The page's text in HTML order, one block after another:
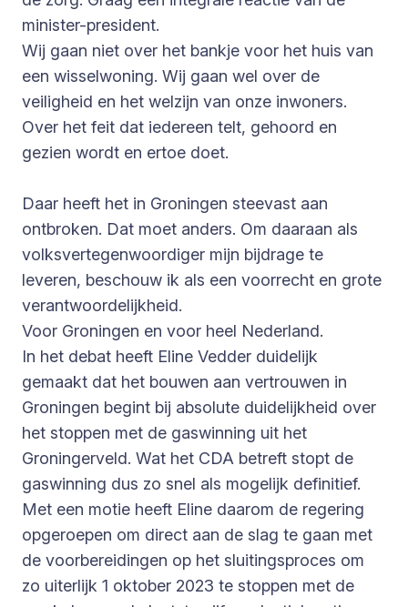
minister-president.
Wij gaan niet over het bankje voor het huis van
een wisselwoning. Wij gaan wel over de
veiligheid en het welzijn van onze inwoners.
Over het feit dat iedereen telt, gehoord en
gezien wordt en ertoe doet.
Daar heeft het in Groningen steevast aan
ontbroken. Dat moet anders. Om daaraan als
volksvertegenwoordiger mijn bijdrage te
leveren, beschouw ik als een voorrecht en grote
verantwoordelijkheid.
Voor Groningen en voor heel Nederland.
In het debat heeft Eline Vedder duidelijk
gemaakt dat het bouwen aan vertrouwen in
Groningen begint bij absolute duidelijkheid over
het stoppen met de gaswinning uit het
Groningerveld. Wat het CDA betreft stopt de
gaswinning dus zo snel als mogelijk definitief.
Met een motie heeft Eline daarom de regering
opgeroepen om direct aan de slag te gaan met
de voorbereidingen op het sluitingsproces om
zo uiterlijk 1 oktober 2023 te stoppen met de